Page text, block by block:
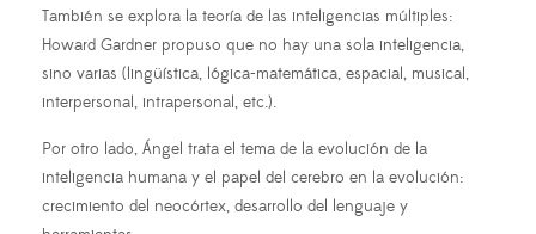
También se explora la teoría de las inteligencias múltiples:
Howard Gardner propuso que no hay una sola inteligencia,
sino varias (lingüística, lógica-matemática, espacial, musical,
interpersonal, intrapersonal, etc.).
Por otro lado, Ángel trata el tema de la evolución de la
inteligencia humana y el papel del cerebro en la evolución:
crecimiento del neocórtex, desarrollo del lenguaje y